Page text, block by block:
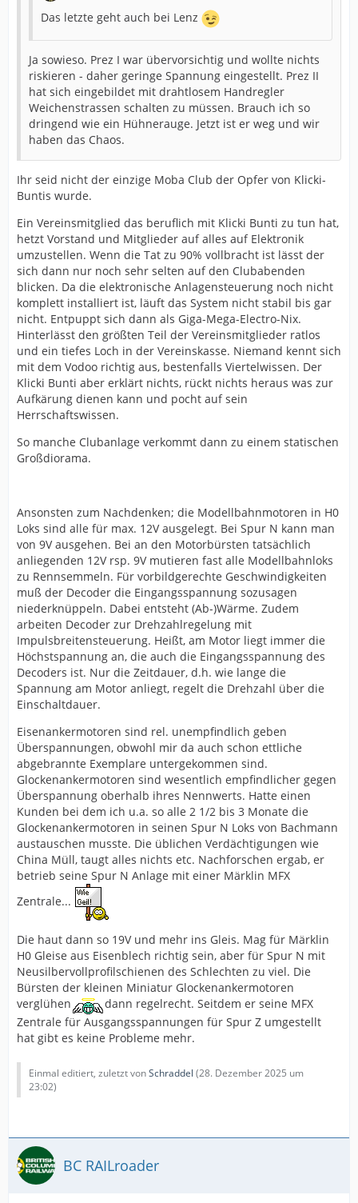
Das letzte geht auch bei Lenz
Ja sowieso. Prez I war übervorsichtig und wollte nichts
riskieren - daher geringe Spannung eingestellt. Prez II
hat sich eingebildet mit drahtlosem Handregler
Weichenstrassen schalten zu müssen. Brauch ich so
dringend wie ein Hühnerauge. Jetzt ist er weg und wir
haben das Chaos.
Ihr seid nicht der einzige Moba Club der Opfer von Klicki-
Buntis wurde.
Ein Vereinsmitglied das beruflich mit Klicki Bunti zu tun hat,
hetzt Vorstand und Mitglieder auf alles auf Elektronik
umzustellen. Wenn die Tat zu 90% vollbracht ist lässt der
sich dann nur noch sehr selten auf den Clubabenden
blicken. Da die elektronische Anlagensteuerung noch nicht
komplett installiert ist, läuft das System nicht stabil bis gar
nicht. Entpuppt sich dann als Giga-Mega-Electro-Nix.
Hinterlässt den größten Teil der Vereinsmitglieder ratlos
und ein tiefes Loch in der Vereinskasse. Niemand kennt sich
mit dem Vodoo richtig aus, bestenfalls Viertelwissen. Der
Klicki Bunti aber erklärt nichts, rückt nichts heraus was zur
Aufkärung dienen kann und pocht auf sein
Herrschaftswissen.
So manche Clubanlage verkommt dann zu einem statischen
Großdiorama.
Ansonsten zum Nachdenken; die Modellbahnmotoren in H0
Loks sind alle für max. 12V ausgelegt. Bei Spur N kann man
von 9V ausgehen. Bei an den Motorbürsten tatsächlich
anliegenden 12V rsp. 9V mutieren fast alle Modellbahnloks
zu Rennsemmeln. Für vorbildgerechte Geschwindigkeiten
muß der Decoder die Eingangsspannung sozusagen
niederknüppeln. Dabei entsteht (Ab-)Wärme. Zudem
arbeiten Decoder zur Drehzahlregelung mit
Impulsbreitensteuerung. Heißt, am Motor liegt immer die
Höchstspannung an, die auch die Eingangsspannung des
Decoders ist. Nur die Zeitdauer, d.h. wie lange die
Spannung am Motor anliegt, regelt die Drehzahl über die
Einschaltdauer.
Eisenankermotoren sind rel. unempfindlich geben
Überspannungen, obwohl mir da auch schon ettliche
abgebrannte Exemplare untergekommen sind.
Glockenankermotoren sind wesentlich empfindlicher gegen
Überspannung oberhalb ihres Nennwerts. Hatte einen
Kunden bei dem ich u.a. so alle 2 1/2 bis 3 Monate die
Glockenankermotoren in seinen Spur N Loks von Bachmann
austauschen musste. Die üblichen Verdächtigungen wie
China Müll, taugt alles nichts etc. Nachforschen ergab, er
betrieb seine Spur N Anlage mit einer Märklin MFX
Zentrale...
Die haut dann so 19V und mehr ins Gleis. Mag für Märklin
H0 Gleise aus Eisenblech richtig sein, aber für Spur N mit
Neusilbervollprofilschienen des Schlechten zu viel. Die
Bürsten der kleinen Miniatur Glockenankermotoren
verglühen
dann regelrecht. Seitdem er seine MFX
Zentrale für Ausgangsspannungen für Spur Z umgestellt
hat gibt es keine Probleme mehr.
Einmal editiert, zuletzt vonSchraddel (28. Dezember 2025 um
23:02)
BC RAILroader